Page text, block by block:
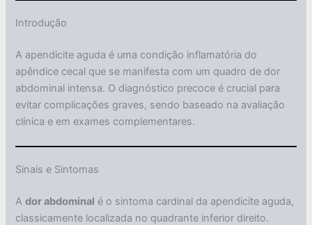
Introdução
A apendicite aguda é uma condição inflamatória do
apêndice cecal que se manifesta com um quadro de dor
abdominal intensa. O diagnóstico precoce é crucial para
evitar complicações graves, sendo baseado na avaliação
clínica e em exames complementares.
Sinais e Sintomas
Ador abdominal é o sintoma cardinal da apendicite aguda,
classicamente localizada no quadrante inferior direito.